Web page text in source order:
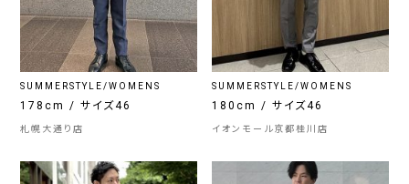
SUMMERSTYLE/WOMENS
178cm / サイズ46
札幌大通り店
SUMMERSTYLE/WOMENS
180cm / サイズ46
イオンモール京都桂川店